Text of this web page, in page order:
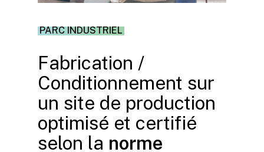
PARC INDUSTRIEL
Fabrication /
Conditionnement sur
un site de production
optimisé et certifié
selon la norme